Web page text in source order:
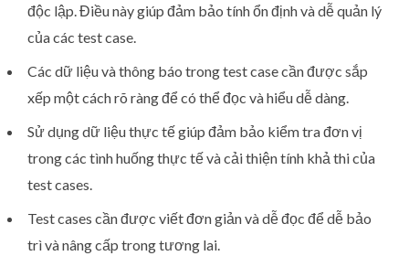
độc lập. Điều này giúp đảm bảo tính ổn định và dễ quản lý
của các test case.
Các dữ liệu và thông báo trong test case cần được sắp
xếp một cách rõ ràng để có thể đọc và hiểu dễ dàng.
Sử dụng dữ liệu thực tế giúp đảm bảo kiểm tra đơn vị
trong các tình huống thực tế và cải thiện tính khả thi của
test cases.
Test cases cần được viết đơn giản và dễ đọc để dễ bảo
trì và nâng cấp trong tương lai.